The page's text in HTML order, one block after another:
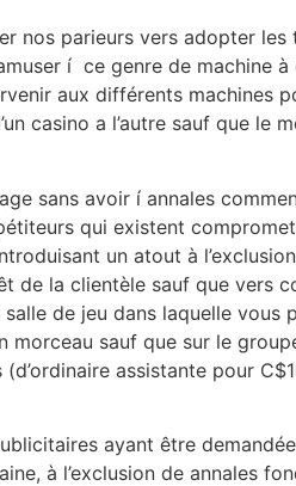
nos parieurs vers adopter les
í ce genre de machine à
aux différents machines
casino a l’autre sauf que le
sans avoir í annales
qui existent
un atout à
de la clientèle sauf que vers
de jeu dans laquelle vous
sauf que sur le
assistante pour
ayant être
à l’exclusion de annales